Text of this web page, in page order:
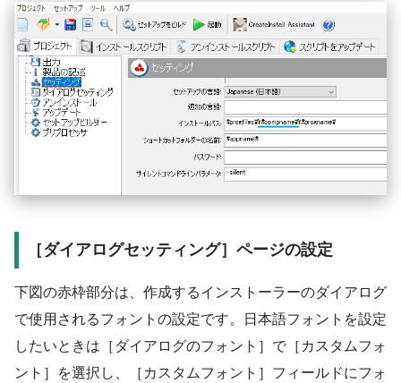
［ダイアログセッティング］ページの設定
下図の赤枠部分は、作成するインストーラーのダイアログ
で使用されるフォントの設定です。日本語フォントを設定
したいときは［ダイアログのフォント］で［カスタムフォ
ント］を選択し、［カスタムフォント］フィールドにフォ